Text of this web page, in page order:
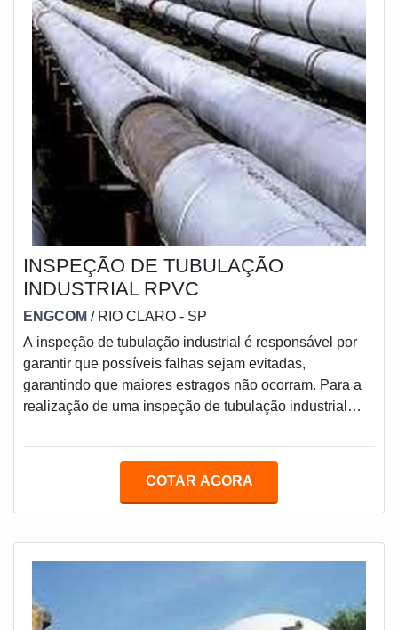
INSPEÇÃO DE TUBULAÇÃO
INDUSTRIAL RPVC
ENGCOM / RIO CLARO - SP
A inspeção de tubulação industrial é responsável por
garantir que possíveis falhas sejam evitadas,
garantindo que maiores estragos não ocorram. Para a
realização de uma inspeção de tubulação industrial
com a operação de profissionais capacitados, poderão
INSPEÇÃOAntes de fechar a inspeção de tubulação, é
COTAR AGORA